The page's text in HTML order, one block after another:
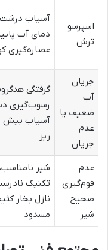
اسپرسو
ترش
آسیاب
دمای آب
عصاره‌گیری
جریان
آب
ضعیف یا
عدم
جریان
گرفتگی
رسوب‌گیری
آسیاب بیش
ریز
عدم
فوم‌گیری
صحیح
شیر
شیر نامناسب،
تکنیک
نازل بخار
مسدود